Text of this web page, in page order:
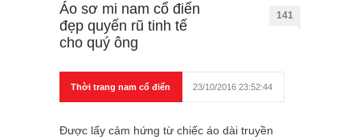
Áo sơ mi nam cổ điển
đẹp quyến rũ tinh tế
cho quý ông
141
Thời trang nam cổ điển 23/10/2016 23:52:44
Được lấy cảm hứng từ chiếc áo dài truyền